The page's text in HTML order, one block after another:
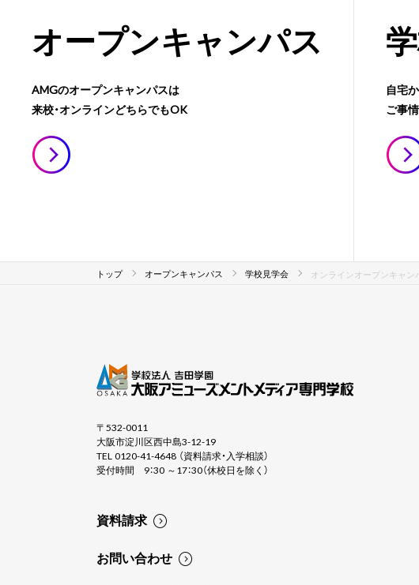
オープンキャンパス
AMGのオープンキャンパスは
来校・オンラインどちらでもOK
自宅
ご事
トップ オープンキャンパス 学校見学会 オンラインオープンキャ
〒532-0011
大阪市淀川区西中島3-12-19
TEL 0120-41-4648 （資料請求・入学相談）
受付時間 9：30 ～17：30（休校日を除く）
資料請求
お問い合わせ